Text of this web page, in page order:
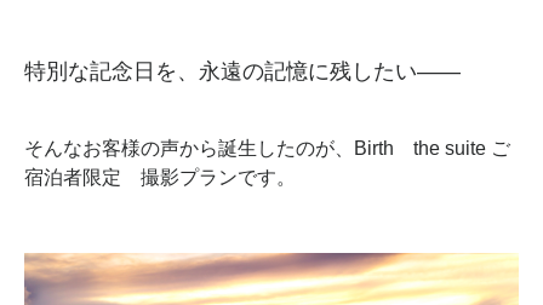
特別な記念日を、永遠の記憶に残したい——
そんなお客様の声から誕生したのが、Birth the suite ご
宿泊者限定 撮影プランです。